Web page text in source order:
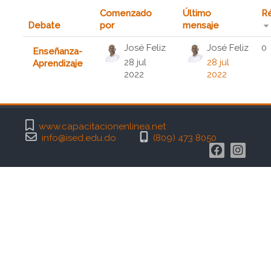
Mostrando 1 de 1 discusiones
Debate
Comenzado
por
Último
mensaje
Enseñanza-
Aprendizaje
José Feliz
28 jul
2022
José Feliz
28 jul
2022
0
www.capacitacionenlinea.net
info@ised.edu.do
(809) 473 8050